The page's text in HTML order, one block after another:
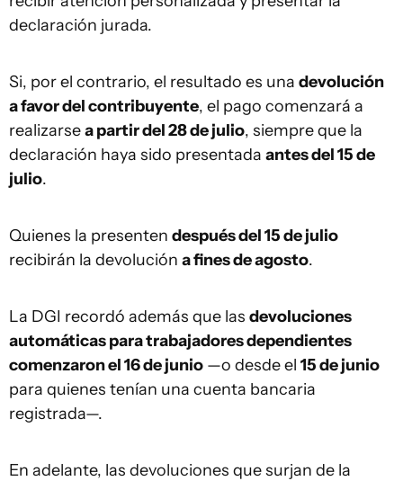
declaración jurada.
Si, por el contrario, el resultado es una devolución
a favor del contribuyente, el pago comenzará a
realizarsea partir del 28 de julio, siempre que la
declaración haya sido presentada antes del 15 de
julio.
Quienes la presenten después del 15 de julio
recibirán la devolución a fines de agosto.
La DGI recordó además que las devoluciones
automáticas para trabajadores dependientes
comenzaron el 16 de junio —o desde el 15 de junio
para quienes tenían una cuenta bancaria
registrada—.
En adelante, las devoluciones que surjan de la